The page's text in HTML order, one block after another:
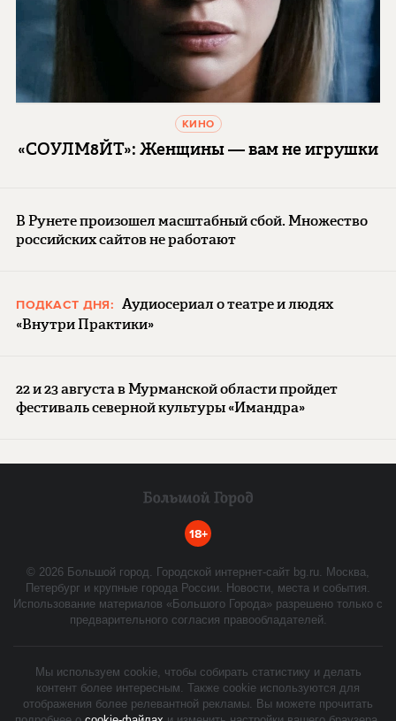
КИНО
«СОУЛМ8ЙТ»: Женщины — вам не игрушки
В Рунете произошел масштабный сбой. Множество
российских сайтов не работают
ПОДКАСТ ДНЯ: Аудиосериал о театре и людях
«Внутри Практики»
22 и 23 августа в Мурманской области пройдет
фестиваль северной культуры «Имандра»
18+
© 2026 Большой город. Городской интернет-сайт bg.ru. Москва,
Петербург и крупные города России. Новости, места и события.
Использование материалов «Большого Города» разрешено только с
предварительного согласия правообладателей.
Мы используем cookie, чтобы собирать статистику и делать
контент более интересным. Также cookie используются для
отображения более релевантной рекламы. Вы можете прочитать